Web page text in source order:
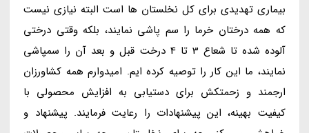
بیماری تهدیدی برای کل نخلستان ها است البته نیازی نیست
که همه درختان خرما را سم پاشی نمایند، بلکه وقتی درختی
آلوده شده تا شعاع 3 تا 4 درخت قبل و بعد آن را سمپاشی
نمایند، ما این کار را توصیه کرده ایم. امیدوارم همه کشاورزان
ارجمند و زحمتکش برای دستیابی به افزایش محصولی با
کیفیت بهینه، این پیشنهادات را رعایت فرمایند. پیشنهاد و